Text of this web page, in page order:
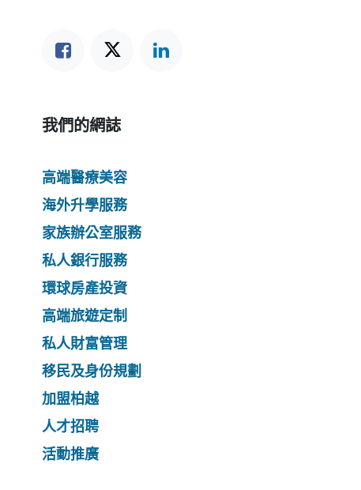
我們的網誌
高端醫療美容
海外升學服務
家族辦公室服務
私人銀行服務
環球房產投資
高端旅遊定制
私人財富管理
移民及身份規劃
加盟柏越
人才招聘
活動推廣